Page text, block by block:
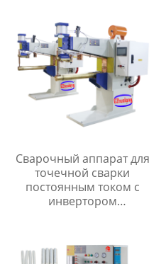
Сварочный аппарат для
точечной сварки
постоянным током с
инвертором